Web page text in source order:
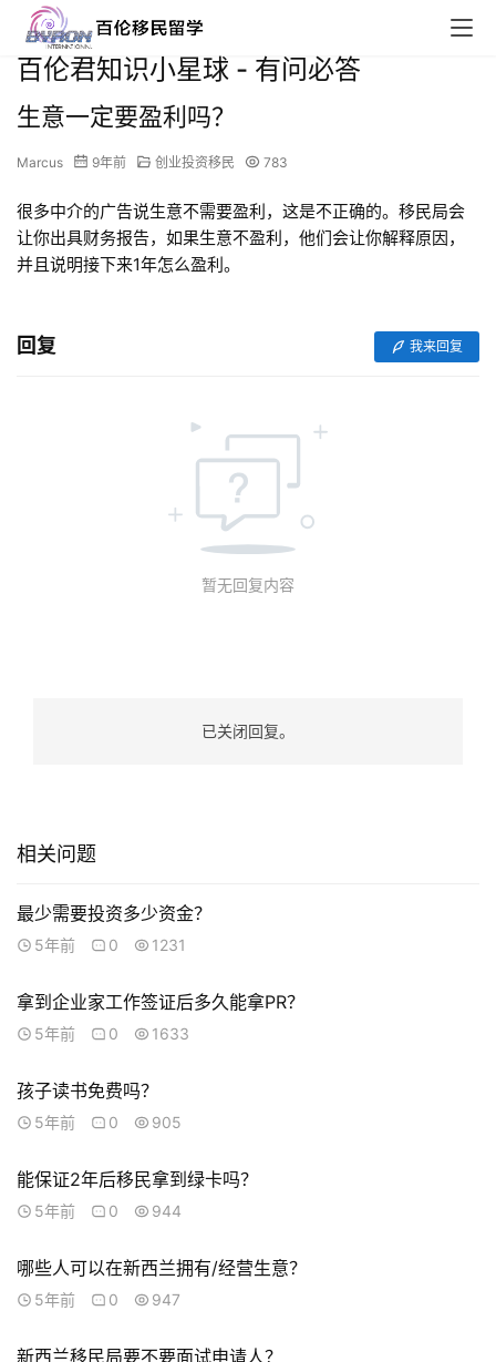
联
我
技
移
投
移
民
百伦君知识小星球 - 有问必答
生意一定要盈利吗？
Marcus 9年前 创业投资移民 783
很多中介的广告说生意不需要盈利，这是不正确的。移民局会
让你出具财务报告，如果生意不盈利，他们会让你解释原因，
并且说明接下来1年怎么盈利。
回复 我来回复
暂无回复内容
已关闭回复。
相关问题
最少需要投资多少资金？
5年前 0 1231
拿到企业家工作签证后多久能拿PR？
5年前 0 1633
孩子读书免费吗？
5年前 0 905
能保证2年后移民拿到绿卡吗？
5年前 0 944
哪些人可以在新西兰拥有/经营生意？
5年前 0 947
新西兰移民局要不要面试申请人？